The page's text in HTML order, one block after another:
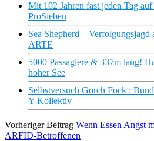
Mit 102 Jahren fast jeden Tag
ProSieben
Sea Shepherd –
ARTE
5000 Passagiere & 337m lang!
hoher See
Selbstversuch Gorch Fock :
Y-Kollektiv
Vorheriger Beitrag Wenn Essen Angst
ARFID-Betroffenen